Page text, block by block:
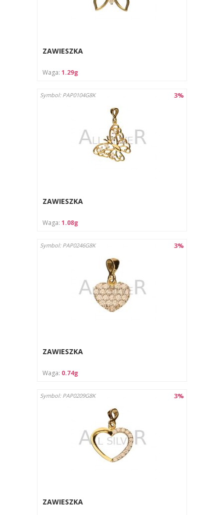
ZAWIESZKA
Waga: 1.29g
3%
Symbol: PAP0104G8K
ZAWIESZKA
Waga: 1.08g
3%
Symbol: PAP0246G8K
ZAWIESZKA
Waga: 0.74g
3%
Symbol: PAP0209G8K
ZAWIESZKA